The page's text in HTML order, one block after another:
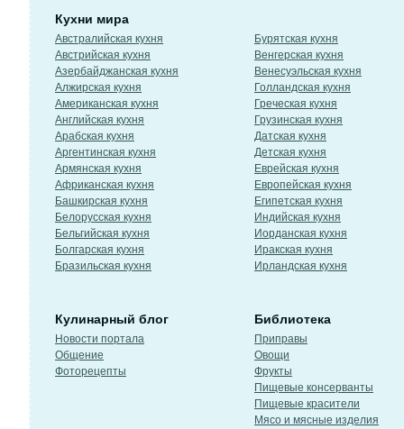
Кухни мира
Австралийская кухня
Австрийская кухня
Азербайджанская кухня
Алжирская кухня
Американская кухня
Английская кухня
Арабская кухня
Аргентинская кухня
Армянская кухня
Африканская кухня
Башкирская кухня
Белорусская кухня
Бельгийская кухня
Болгарская кухня
Бразильская кухня
Бурятская кухня
Венгерская кухня
Венесуэльская кухня
Голландская кухня
Греческая кухня
Грузинская кухня
Датская кухня
Детская кухня
Еврейская кухня
Европейская кухня
Египетская кухня
Индийская кухня
Иорданская кухня
Иракская кухня
Ирландская кухня
Кулинарный блог
Новости портала
Общение
Фоторецепты
Библиотека
Приправы
Овощи
Фрукты
Пищевые консерванты
Пищевые красители
Мясо и мясные изделия